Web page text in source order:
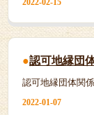
2022-02-15
認可地縁団
認可地縁団体関
2022-01-07